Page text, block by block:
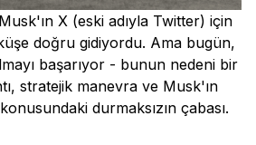
X (eski adıyla Twitter) için
doğru gidiyordu. Ama bugün,
başarıyor - bunun nedeni bir
stratejik manevra ve Musk'ın
durmaksızın çabası.